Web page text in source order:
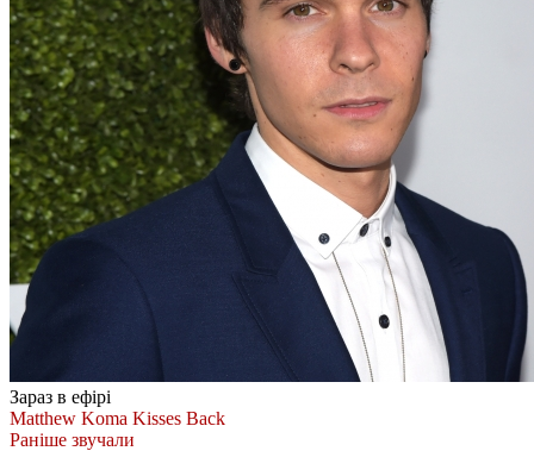
Зараз в ефірі
Matthew Koma Kisses Back
Раніше звучали